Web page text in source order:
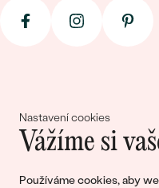
Nastavení cookies
Vážíme si
Používáme cookies, aby
© 2011 - 2026, Eppi.cz